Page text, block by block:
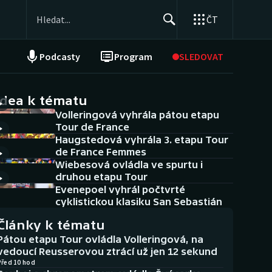
ČT
Podcasty Program SLEDOVAT
NEPŘEHLÉDNĚTE
Historické návraty
Aplikace ČT sport
AZ kvíz
k tématu
Volleringová vyhrála pátou etapu
Tour de France
Haugstedová vyhrála 3. etapu Tour
de France Femmes
Wiebesová ovládla ve spurtu i
druhou etapu Tour
Evenepoel vyhrál počtvrté
cyklistickou klasiku San Sebastián
k tématu
etapu Tour ovládla Volleringová, na
Reusserovou ztrácí už jen 12 sekund
10 hod